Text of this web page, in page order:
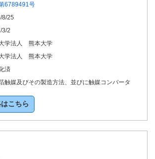
6789491号
8/25
3/2
学法人 熊本大学
学法人 熊本大学
済
触媒及びその製造方法、並びに触媒コンバータ
こちら